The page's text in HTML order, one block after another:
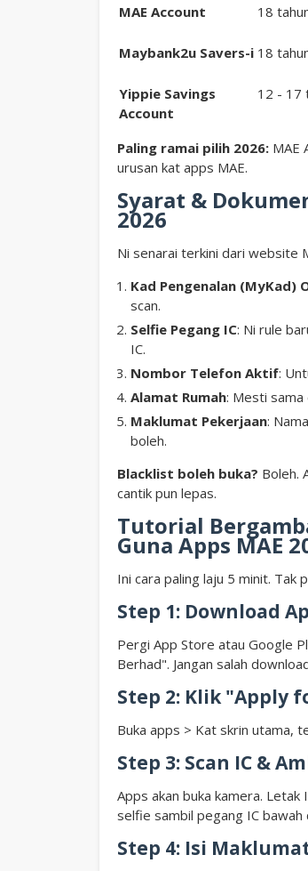
MAE Account 18
Maybank2u Savers-i 18
Yippie Savings
Account
12 - 17
Paling ramai pilih 2026: MAE
urusan kat apps MAE.
Syarat &
2026
Ni senarai terkini dari website
Kad Pengenalan (MyKad)
scan.
Selfie Pegang IC: Ni rule
IC.
Nombor Telefon Aktif:
Alamat Rumah: Mesti sama
Maklumat Pekerjaan:
boleh.
Blacklist boleh buka? Boleh.
cantik pun lepas.
Tutorial
Guna Apps MAE
Ini cara paling laju 5 minit. Tak
Step 1: Download
Pergi App Store atau Google
Berhad". Jangan salah
Step 2: Klik "Apply
Buka apps > Kat skrin utama,
Step 3: Scan IC &
Apps akan buka kamera.
selfie sambil pegang IC bawah
Step 4: Isi